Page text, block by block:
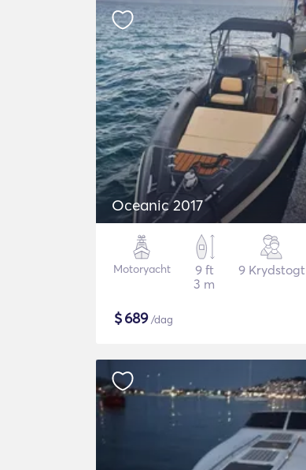
Oceanic 2017
Motoryacht
9 ft
3 m
9 Krydstogt
$689/dag